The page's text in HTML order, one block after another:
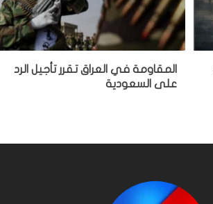
المقاومة في العراق تقرر تأجيل الرد
على السعودية